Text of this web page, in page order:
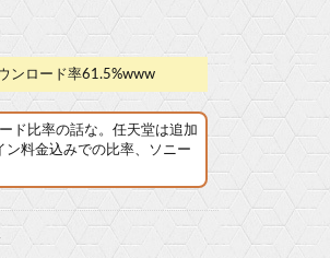
ンロード率61.5%www
ド比率の話な。任天堂は追加
ン料金込みでの比率、ソニー